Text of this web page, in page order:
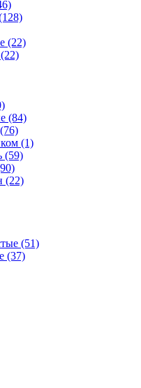
(22)
(84)
(1)
(59)
(22)
(51)
(37)